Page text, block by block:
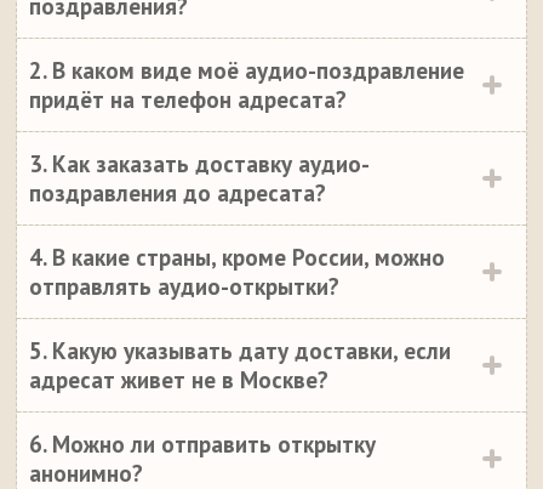
2. В каком виде моё аудио-поздравление
придёт на телефон адресата?
3. Как заказать доставку аудио-
поздравления до адресата?
4. В какие страны, кроме России, можно
отправлять аудио-открытки?
5. Какую указывать дату доставки, если
адресат живет не в Москве?
6. Можно ли отправить открытку
анонимно?